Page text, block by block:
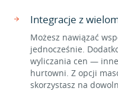
Integracje z
Możesz nawiązać
jednocześnie.
wyliczania cen —
hurtowni. Z opcji
skorzystasz na